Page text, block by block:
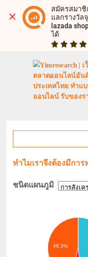
สมัครสมาชิ
แลกรางวัล
lazada
ได้
ทำไมเราจึงต้องมีกา
ชนิดแผนภูมิ
46.3%